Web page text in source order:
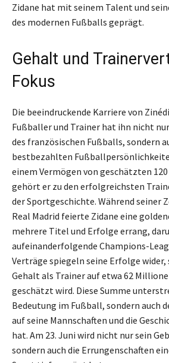
Zidane hat mit seinem Talent und
des modernen Fußballs geprägt.
Gehalt und
Fokus
Die beeindruckende Karriere von
Fußballer und Trainer hat ihn nicht
des französischen Fußballs, sondern
bestbezahlten
einem Vermögen von geschätzten
gehört er zu den erfolgreichsten
der Sportgeschichte. Während seiner
Real Madrid feierte Zidane eine
mehrere Titel und Erfolge errang,
aufeinanderfolgende Champions-
Verträge spiegeln seine Erfolge wider,
Gehalt als Trainer auf etwa 62
geschätzt wird. Diese Summe
Bedeutung im Fußball, sondern auch
auf seine Mannschaften und die
hat. Am 23. Juni wird nicht nur sein
sondern auch die Errungenschaften